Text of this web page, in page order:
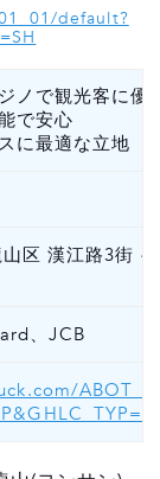
default?
ノで観光客に優
で安心
に最適な立地
区 漢江路3街
、JCB